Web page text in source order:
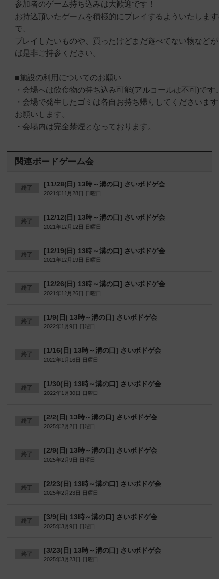
参加者のゲーム持ち込みは大歓迎です！
お持込頂いたゲームを積極的にプレイするよういたしま
で、
プレイしたいものや、買ったけどまだ遊べてない物など
ば是非ご持参ください。
■施設の利用についてのお願い
・会場へは飲食物の持ち込み可能(アルコールは不可)です
・会場で発生したゴミは各自お持ち帰りしてくださいま
お願いします。
・会場内は完全禁煙となっております。
関連ボードゲーム会
終了 [11/28(日) 13時～溝の口] さいボドゲ会
2021年11月28日 日曜日
終了 [12/12(日) 13時～溝の口] さいボドゲ会
2021年12月12日 日曜日
終了 [12/19(日) 13時～溝の口] さいボドゲ会
2021年12月19日 日曜日
終了 [12/26(日) 13時～溝の口] さいボドゲ会
2021年12月26日 日曜日
終了 [1/9(日) 13時～溝の口] さいボドゲ会
2022年1月9日 日曜日
終了 [1/16(日) 13時～溝の口] さいボドゲ会
2022年1月16日 日曜日
終了 [1/30(日) 13時～溝の口] さいボドゲ会
2022年1月30日 日曜日
終了 [2/2(日) 13時～溝の口] さいボドゲ会
2025年2月2日 日曜日
終了 [2/9(日) 13時～溝の口] さいボドゲ会
2025年2月9日 日曜日
終了 [2/23(日) 13時～溝の口] さいボドゲ会
2025年2月23日 日曜日
終了 [3/9(日) 13時～溝の口] さいボドゲ会
2025年3月9日 日曜日
終了 [3/23(日) 13時～溝の口] さいボドゲ会
2025年3月23日 日曜日